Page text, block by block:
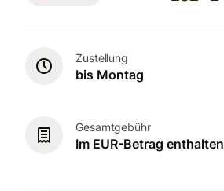
Zustellung
bis Montag
Gesamtgebühr
Im EUR-Betrag enthalten